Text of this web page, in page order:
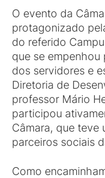
O evento da
protagonizado
do referido
que se
dos servidores e
Diretoria de
professor Mário
participou
Câmara, que teve
parceiros sociais
Como